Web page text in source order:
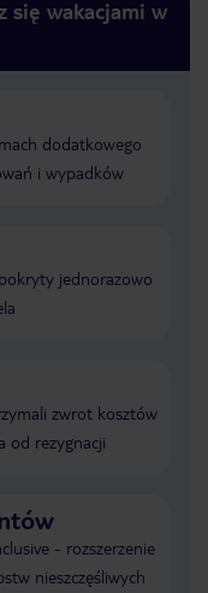
się wakacjami w
dodatkowego
i wypadków
jednorazowo
zwrot kosztów
od rezygnacji
- rozszerzenie
nieszczęśliwych